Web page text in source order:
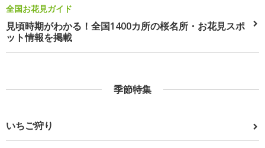
全国お花見ガイド
見頃時期がわかる！全国1400カ所の桜名所・お花見スポ
ット情報を掲載
季節特集
いちご狩り